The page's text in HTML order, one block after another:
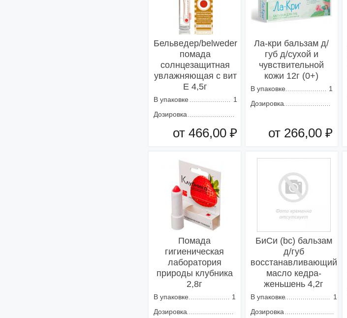
Бельведер/belweder
помада
солнцезащитная
увлажняющая с вит
Е 4,5г
В упаковке
1
Дозировка
от 466,00 ₽
Ла-кри бальзам д/
губ д/сухой и
чувствительной
кожи 12г (0+)
В упаковке
1
Дозировка
от 266,00 ₽
Помада
гигиеническая
лаборатория
природы клубника
2,8г
В упаковке
1
Дозировка
БиСи (bc) бальзам
д/губ
восстанавливающий
масло кедра-
женьшень 4,2г
В упаковке
1
Дозировка